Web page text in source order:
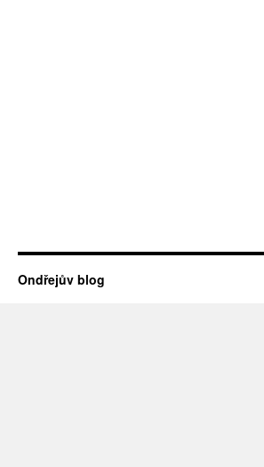
Ondřejův blog